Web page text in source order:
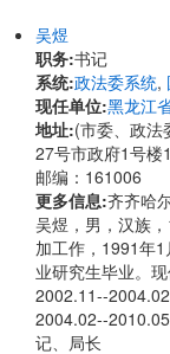
吴煜
职务:书记
系统:政法委系统,
现任单位:黑龙江
地址:(市委、政法
27号市政府1号楼
邮编：161006
更多信息:齐齐哈
吴煜，男，汉族
加工作，1991年
业研究生毕业。
2002.11--
2004.02--
记、局长